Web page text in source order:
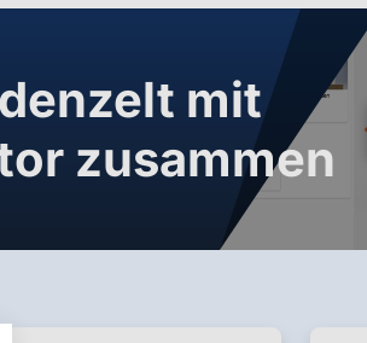
mit
zusammen